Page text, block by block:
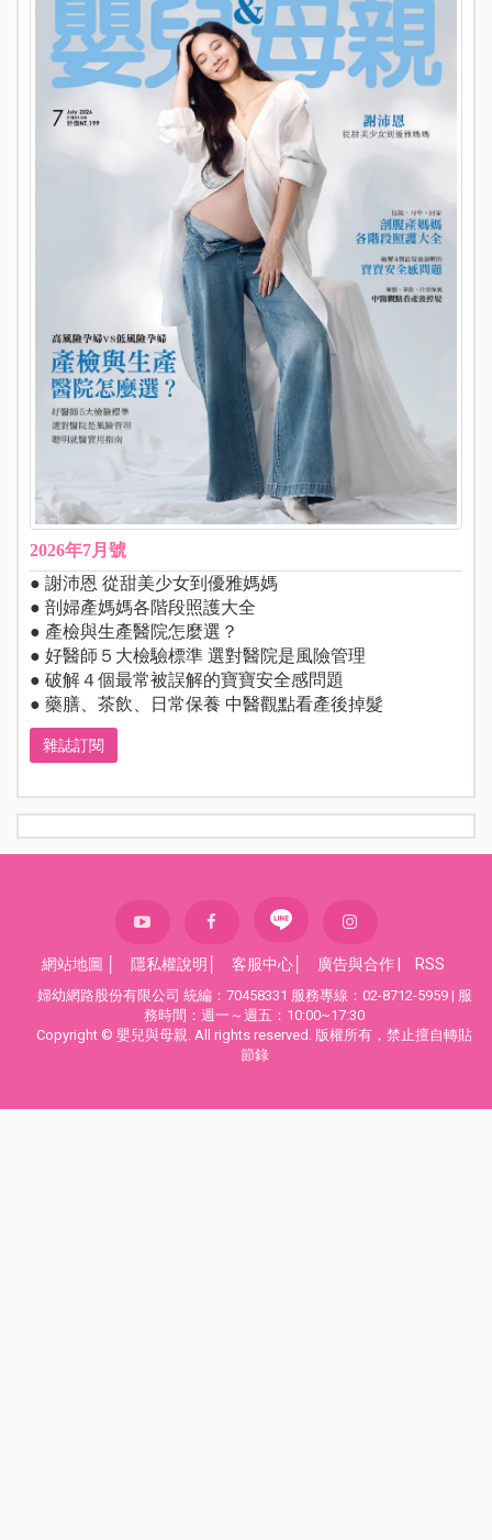
2026年7月號
● 謝沛恩 從甜美少女到優雅媽媽
● 剖婦產媽媽各階段照護大全
● 產檢與生產醫院怎麼選？
● 好醫師５大檢驗標準 選對醫院是風險管理
● 破解４個最常被誤解的寶寶安全感問題
● 藥膳、茶飲、日常保養 中醫觀點看產後掉髮
雜誌訂閱
網站地圖 隱私權說明 客服中心 廣告與合作| RSS
婦幼網路股份有限公司 統編：70458331 服務專線：02-8712-5959 | 服
務時間：週一～週五：10:00~17:30
Copyright © 嬰兒與母親. All rights reserved. 版權所有，禁止擅自轉貼
節錄